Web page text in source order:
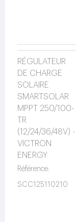
RÉGULATEUR
DE CHARGE
SOLAIRE
SMARTSOLAR
MPPT 250/100-
TR
(12/24/36/48V) -
VICTRON
ENERGY
Référence:
SCC125110210